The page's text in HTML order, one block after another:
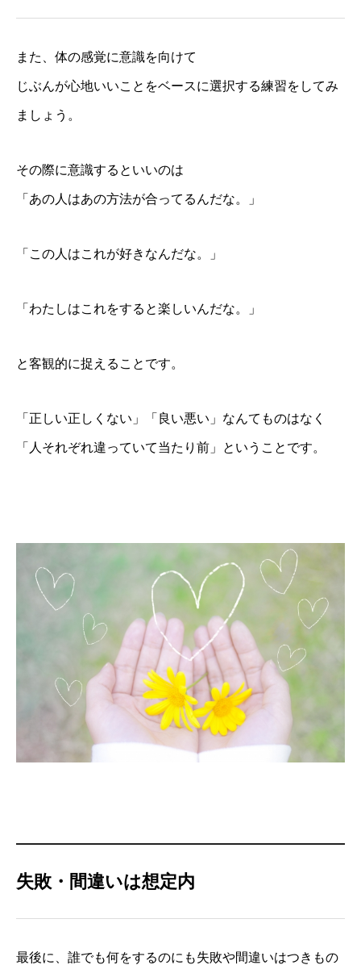
また、体の感覚に意識を向けて
じぶんが心地いいことをベースに選択する練習をしてみ
ましょう。
その際に意識するといいのは
「あの人はあの方法が合ってるんだな。」
「この人はこれが好きなんだな。」
「わたしはこれをすると楽しいんだな。」
と客観的に捉えることです。
「正しい正しくない」「良い悪い」なんてものはなく
「人それぞれ違っていて当たり前」ということです。
失敗・間違いは想定内
最後に、誰でも何をするのにも失敗や間違いはつきもの